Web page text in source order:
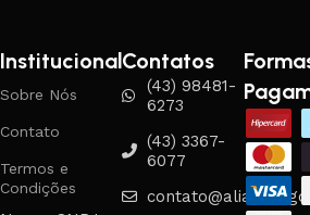
Institucional
Sobre Nós
Contato
Termos e
Condições
Contatos
(43) 98481-
6273
(43) 3367-
6077